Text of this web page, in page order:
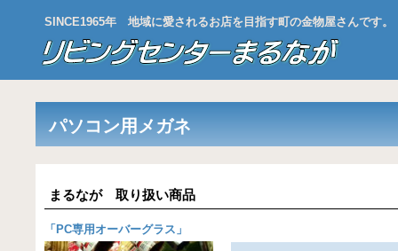
SINCE1965年 地域に愛されるお店を目指す町の金物屋さんです。
パソコン用メガネ
まるなが 取り扱い商品
「 PC専用オーバーグラス 」